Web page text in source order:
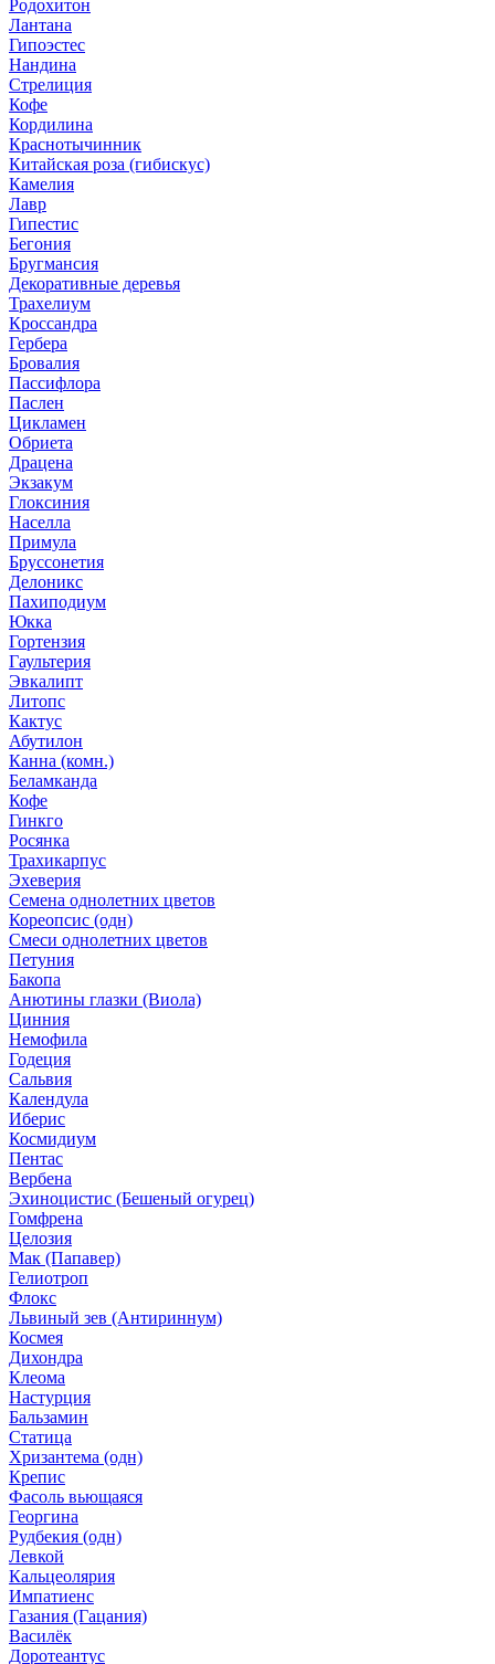
Родохитон
Лантана
Гипоэстес
Нандина
Стрелиция
Кофе
Кордилина
Краснотычинник
Китайская роза (гибискус)
Камелия
Лавр
Гипестис
Бегония
Бругмансия
Декоративные деревья
Трахелиум
Кроссандра
Гербера
Бровалия
Пассифлора
Паслен
Цикламен
Обриета
Драцена
Экзакум
Глоксиния
Населла
Примула
Бруссонетия
Делоникс
Пахиподиум
Юкка
Гортензия
Гаультерия
Эвкалипт
Литопс
Кактус
Абутилон
Канна (комн.)
Беламканда
Кофе
Гинкго
Росянка
Трахикарпус
Эхеверия
Семена однолетних цветов
Кореопсис (одн)
Смеси однолетних цветов
Петуния
Бакопа
Анютины глазки (Виола)
Цинния
Немофила
Годеция
Сальвия
Календула
Иберис
Космидиум
Пентас
Вербена
Эхиноцистис (Бешеный огурец)
Гомфрена
Целозия
Мак (Папавер)
Гелиотроп
Флокс
Львиный зев (Антириннум)
Космея
Дихондра
Клеома
Настурция
Бальзамин
Статица
Хризантема (одн)
Крепис
Фасоль вьющаяся
Георгина
Рудбекия (одн)
Левкой
Кальцеолярия
Импатиенс
Газания (Гацания)
Василёк
Доротеантус